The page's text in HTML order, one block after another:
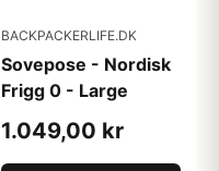
BACKPACKERLIFE.DK
Sovepose - Nordisk
Frigg 0 - Large
1.049,00 kr